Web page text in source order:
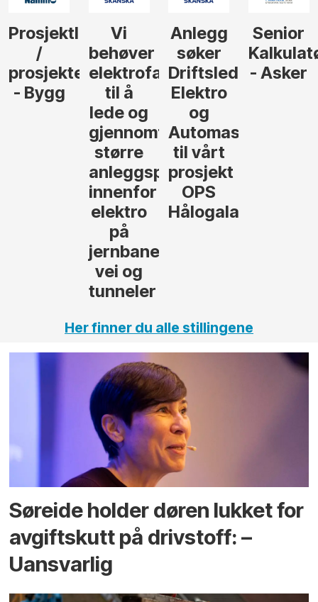
Prosjektleder
/
prosjekteringsleder
- Bygg
Vi
behøver
elektrofagfolk
til å
lede og
gjennomføre
større
anleggsprosjekter
innenfor
elektro
på
jernbane,
vei og
tunneler
Anlegg
søker
Driftsleder
Elektro
og
Automasjon
til vårt
prosjekt
OPS
Senior
- Asker
Her finner du alle stillingene
Søreide holder døren lukket for
avgiftskutt på drivstoff: –
Uansvarlig